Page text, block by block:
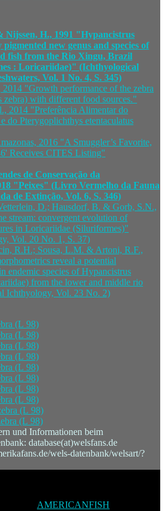
Nijssen, H., 1991 "Hypancistrus
new genus and species of
fish from the Rio Xingu, Brazil
: Loricariidae)" (Ichthyological
Vol. 1 No. 4, S. 345)
2014 "Growth performance of the zebra
zebra) with different food sources."
2014 "Preferência Alimentar do
do Pterygoplichthys etentaculatus
2016 "A Smuggler’s Favorite,
Receives CITES Listing"
de Conservação da
"Peixes" (Livro Vermelho da Fauna
de Extinção, Vol. 6, S. 346)
D.; Hausdorf, B. & Gorb, S.N.,
stream: convergent evolution of
in Loricariidae (Siluriformes)"
Vol. 20 No. 1, S. 37)
R.H.; Sousa, L.M. & Artoni, R.F.,
reveal a potential
endemic species of Hypancistrus
from the lower and middle rio
Ichthyology, Vol. 23 No. 2)
und Informationen beim
database(at)welsfans.de
wels-datenbank/welsart/?
AMERICANFISH